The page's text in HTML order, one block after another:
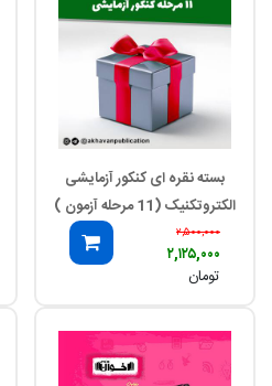
بسته نقره ای کنکور آزمایشی
الکتروتکنیک (11 مرحله آزمون )
۲,۵۰۰,۰۰۰
۲,۱۲۵,۰۰۰
تومان